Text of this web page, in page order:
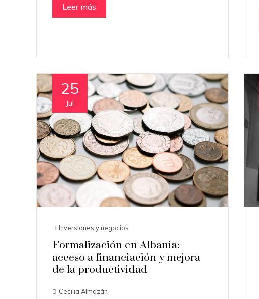
Leer más
25
Jul
Inversiones y negocios
Formalización en Albania:
acceso a financiación y mejora
de la productividad
Cecilia Almazán